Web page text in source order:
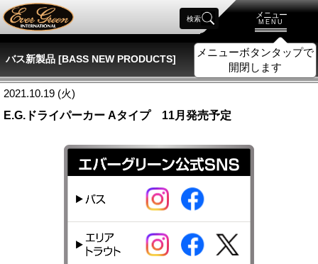
メニュー
MENU
メニューボタンタップで
開閉します
検索
バス新製品 [BASS NEW PRODUCTS]
2021.10.19 (火)
E.G.ドライパーカー Aタイプ 11月発売予定